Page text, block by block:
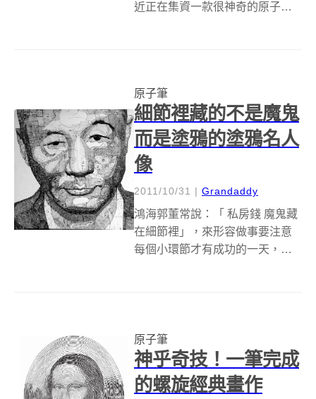
近正在集資一款很神奇的原子
墨，讓創造科學這件事變得超級
簡...
原子筆
細節裡藏的不是魔鬼
而是塗鴉的塗鴉名人
像
2011/10/31 | Grandaddy
鴻海郭董常說：「 私房錢 魔鬼藏
在細節裡」，來形容做事要注意
每個小環節才有成功的一天，但
就藏著超多不仔細瞧還看不出來
的 皺紋 細節...
原子筆
神乎奇技！一筆完成
的螺旋經典畫作